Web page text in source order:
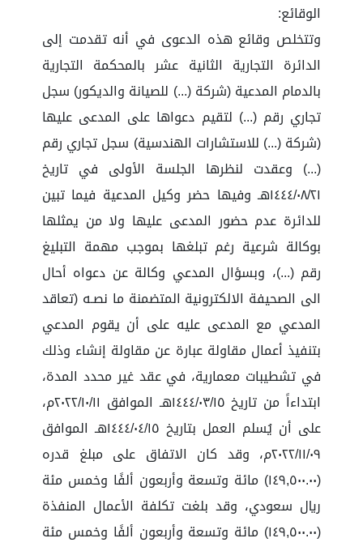
الوقائع:
وتتخلص وقائع هذه الدعوى في أنه تقدمت إلى
الدائرة التجارية الثانية عشر بالمحكمة التجارية
بالدمام المدعية (شركة (...) للصيانة والديكور) سجل
تجاري رقم (...) لتقيم دعواها على المدعى عليها
(شركة (...) للاستشارات الهندسية) سجل تجاري رقم
(...) وعقدت لنظرها الجلسة الأولى في تاريخ
١٤٤٤/٠٨/٢١هـ وفيها حضر وكيل المدعية فيما تبين
للدائرة عدم حضور المدعى عليها ولا من يمثلها
بوكالة شرعية رغم تبلغها بموجب مهمة التبليغ
رقم (...)، وبسؤال المدعي وكالة عن دعواه أحال
الى الصحيفة الالكترونية المتضمنة ما نصـه (تعاقد
المدعي مع المدعى عليه على أن يقوم المدعي
بتنفيذ أعمال مقاولة عبارة عن مقاولة إنشاء وذلك
في تشطيبات معمارية، في عقد غير محدد المدة،
ابتداءاً من تاريخ ١٤٤٤/٠٣/١٥هـ الموافق ٢٠٢٢/١٠/١١م،
على أن يُسلم العمل بتاريخ ١٤٤٤/٠٤/١٥هـ الموافق
٢٠٢٢/١١/٠٩م، وقد كان الاتفاق على مبلغ قدره
(١٤٩,٥٠٠.٠٠) مائة وتسعة وأربعون ألفًا وخمس مئة
ريال سعودي، وقد بلغت تكلفة الأعمال المنفذة
(١٤٩,٥٠٠.٠٠) مائة وتسعة وأربعون ألفًا وخمس مئة